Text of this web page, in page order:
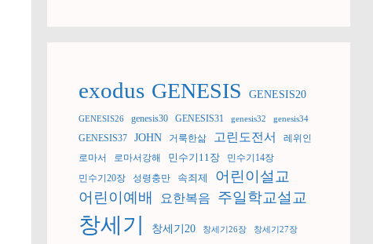
exodus GENESIS GENESIS20
GENESIS26 genesis30 GENESIS31 genesis32 genesis34
GENESIS37 JOHN 거룩한삶 고린도전서
레위인
로마서
로마서강해 민수기11장
민수기14장
민수기20장
성령충만 속죄제
어린이설교
어린이예배
요한복음 주일학교설교
창세기 창세기20 창세기26장 창세기27장